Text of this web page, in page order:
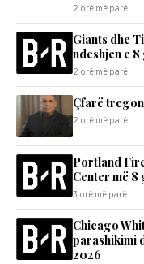
2 orë më parë
Giants dhe
ndeshjen e
2 orë më parë
Çfarë
2 orë më parë
Portland
Center më 8
3 orë më parë
Chicago
parashikimi
2026